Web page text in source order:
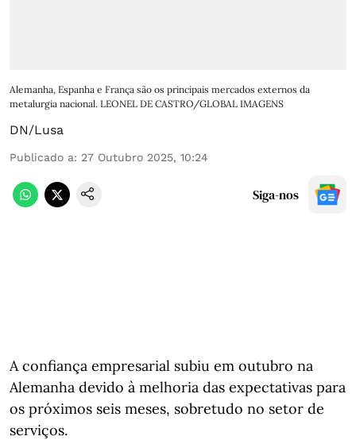
Alemanha, Espanha e França são os principais mercados externos da
metalurgia nacional. LEONEL DE CASTRO/GLOBAL IMAGENS
DN/Lusa
Publicado a: 27 Outubro 2025, 10:24
Siga-nos
A confiança empresarial subiu em outubro na
Alemanha devido à melhoria das expectativas para
os próximos seis meses, sobretudo no setor de
serviços.